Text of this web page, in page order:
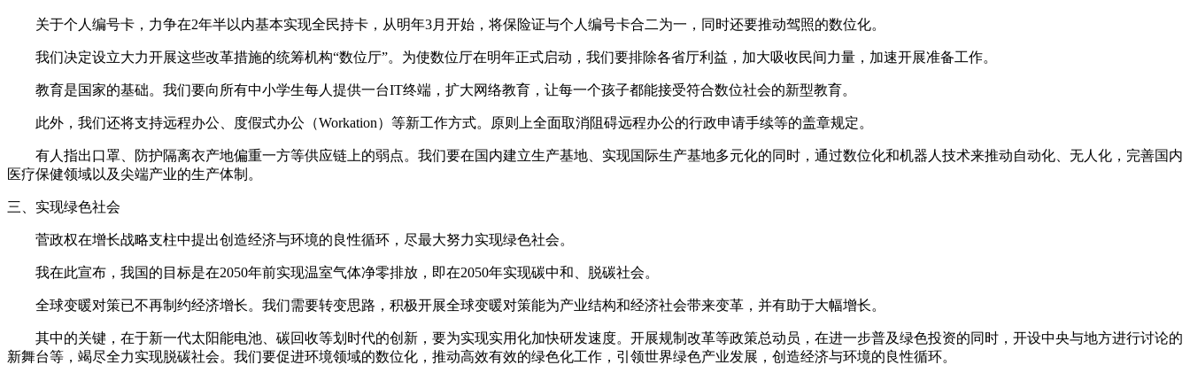
关于个人编号卡，力争在2年半以内基本实现全民持卡，从明年3月开始，将保险证与个人编号卡合二为一，同时还要推动驾照的数位化。
我们决定设立大力开展这些改革措施的统筹机构“数位厅”。为使数位厅在明年正式启动，我们要排除各省厅利益，加大吸收民间力量，加速开展准备工作。
教育是国家的基础。我们要向所有中小学生每人提供一台IT终端，扩大网络教育，让每一个孩子都能接受符合数位社会的新型教育。
此外，我们还将支持远程办公、度假式办公（Workation）等新工作方式。原则上全面取消阻碍远程办公的行政申请手续等的盖章规定。
有人指出口罩、防护隔离衣产地偏重一方等供应链上的弱点。我们要在国内建立生产基地、实现国际生产基地多元化的同时，通过数位化和机器人技术来推动自动化、无人化，完善国内
医疗保健领域以及尖端产业的生产体制。
三、实现绿色社会
菅政权在增长战略支柱中提出创造经济与环境的良性循环，尽最大努力实现绿色社会。
我在此宣布，我国的目标是在2050年前实现温室气体净零排放，即在2050年实现碳中和、脱碳社会。
全球变暖对策已不再制约经济增长。我们需要转变思路，积极开展全球变暖对策能为产业结构和经济社会带来变革，并有助于大幅增长。
其中的关键，在于新一代太阳能电池、碳回收等划时代的创新，要为实现实用化加快研发速度。开展规制改革等政策总动员，在进一步普及绿色投资的同时，开设中央与地方进行讨论的
新舞台等，竭尽全力实现脱碳社会。我们要促进环境领域的数位化，推动高效有效的绿色化工作，引领世界绿色产业发展，创造经济与环境的良性循环。